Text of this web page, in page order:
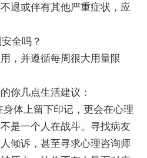
退或伴有其他严重症状，应
全吗？
，并遵循每周很大用量限
你几点生活建议：
体上留下印记，更会在心理
是一个人在战斗。寻找病友
倾诉，甚至寻求心理咨询师